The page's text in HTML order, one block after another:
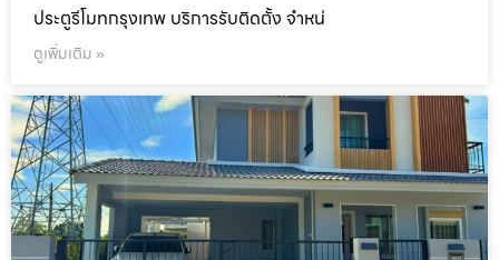
ประตูรีโมทกรุงเทพ บริการรับติดตั้ง จำหน่
ดูเพิ่มเติม »